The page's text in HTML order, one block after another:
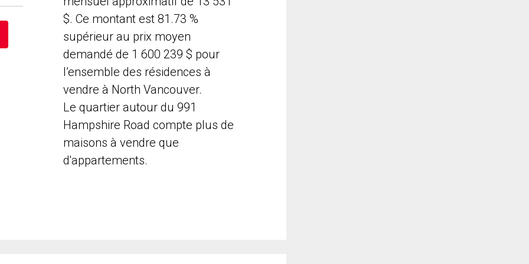
$. Ce montant est 81.73 %
supérieur au prix moyen
demandé de 1 600 239 $ pour
l’ensemble des résidences à
vendre à North Vancouver.
Le quartier autour du 991
Hampshire Road compte plus de
maisons à vendre que
d'appartements.